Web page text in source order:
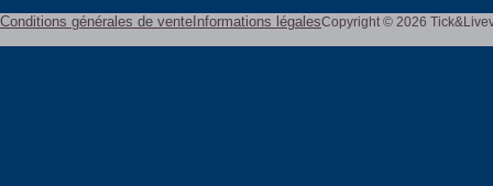
Conditions générales de vente Informations légalesCopyright © 2026 Tick&Live